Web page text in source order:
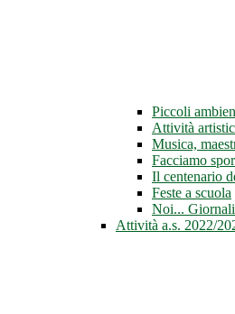
Piccoli
Attività
Musica,
Facciamo
Il centenario
Feste a scuola
Noi...
Attività a.s. 2022/